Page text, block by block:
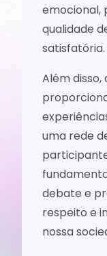
emocional,
qualidade
satisfatória.
Além disso,
uma rede
debate e
respeito e
nossa